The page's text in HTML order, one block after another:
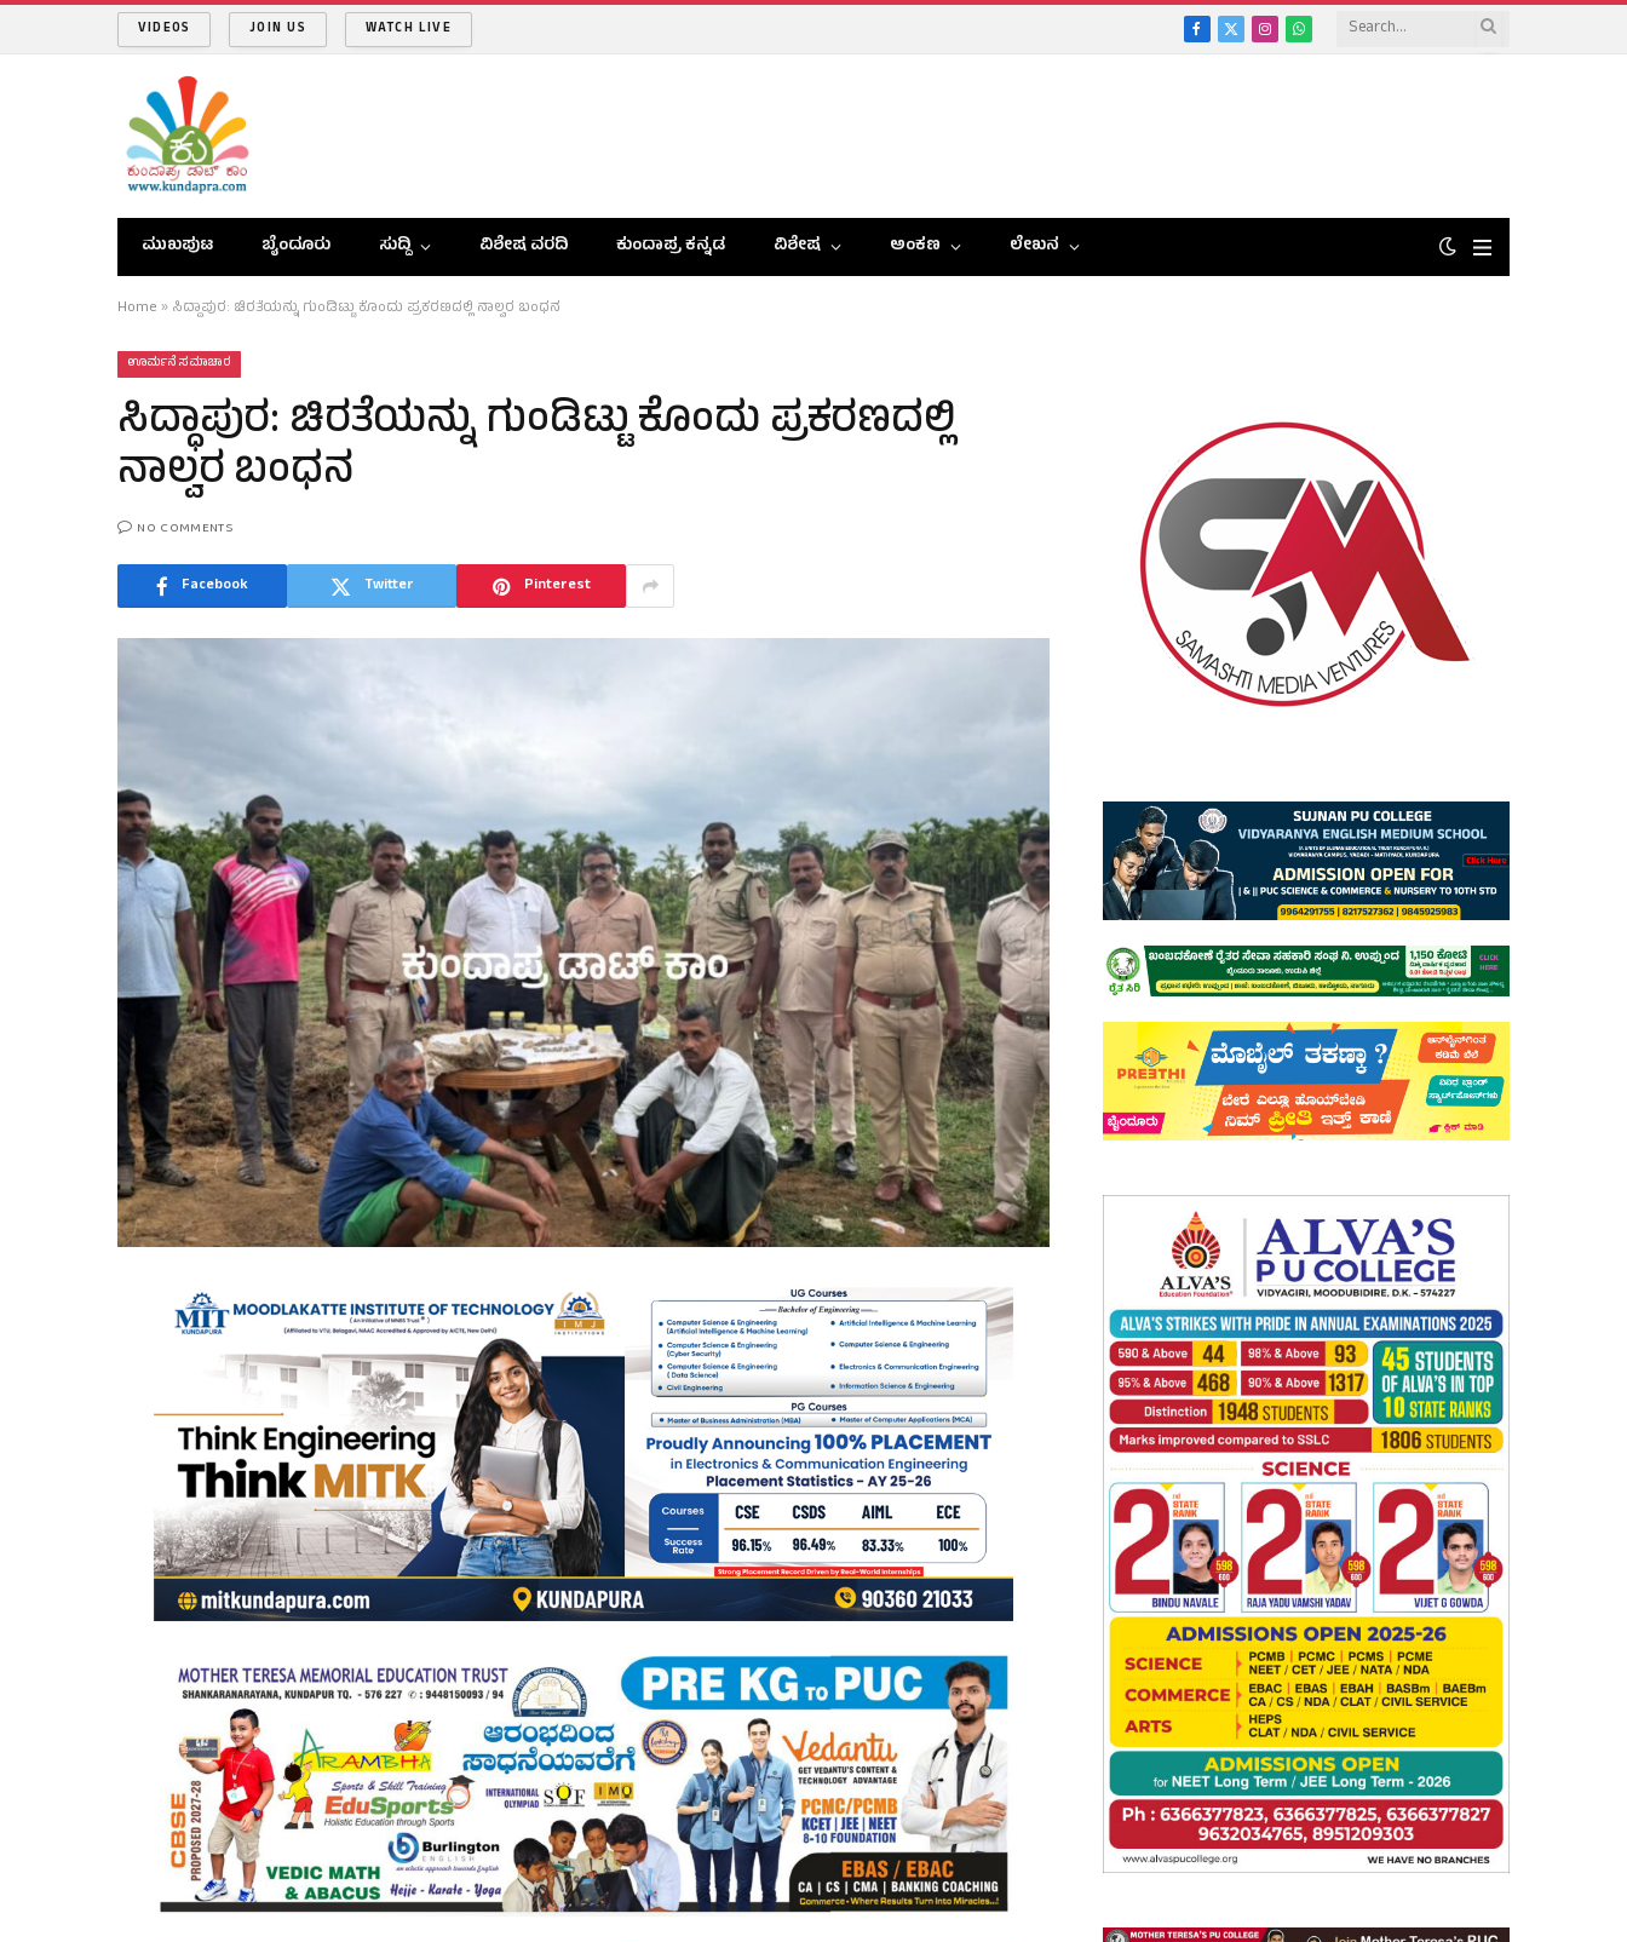
VIDEOS JOIN US WATCH LIVE Facebook
X
InstagramWhatsApp
ಮುಖಪುಟ ಬೈಂದೂರು ಸುದ್ದಿ ವಿಶೇಷ ವರದಿ ಕುಂದಾಪ್ರ ಕನ್ನಡ ವಿಶೇಷ ಅಂಕಣ ಲೇಖನ
Home » ಸಿದ್ಧಾಪುರ: ಚಿರತೆಯನ್ನು ಗುಂಡಿಟ್ಟು ಕೊಂದು ಪ್ರಕರಣದಲ್ಲಿ ನಾಲ್ವರ ಬಂಧನ
ಊರ್ಮನೆ ಸಮಾಚಾರ
ಸಿದ್ಧಾಪುರ: ಚಿರತೆಯನ್ನು ಗುಂಡಿಟ್ಟು ಕೊಂದು ಪ್ರಕರಣದಲ್ಲಿ
ನಾಲ್ವರ ಬಂಧನ
NO COMMENTS
Facebook Twitter Pinterest